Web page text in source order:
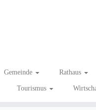
Gemeinde Rathaus
Tourismus
der